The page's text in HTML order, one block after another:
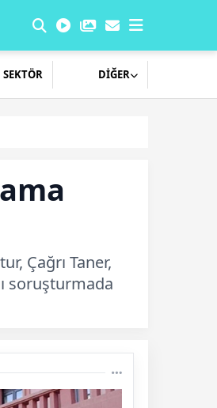
SEKTÖR DİĞER
Çağrı Taner,
soruşturmada